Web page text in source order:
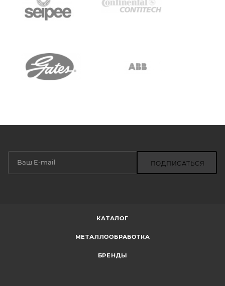
ПОДПИСАТЬСЯ
КАТАЛОГ
МЕТАЛЛООБРАБОТКА
БРЕНДЫ